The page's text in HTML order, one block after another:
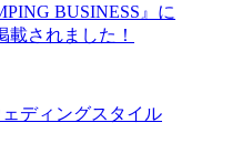
BUSINESS』に
されました！
ェディングスタイル